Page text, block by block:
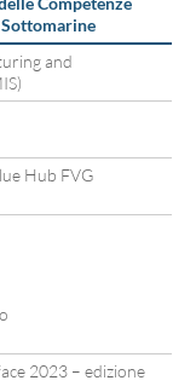
and
Hub FVG
2023 – edizione